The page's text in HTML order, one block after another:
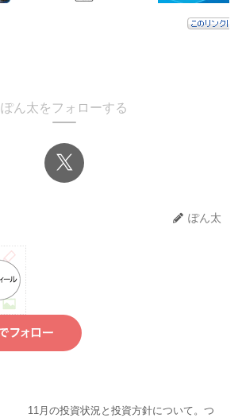
ぽん太をフォローする
ぽん太
11月の投資状況と投資方針について。つ